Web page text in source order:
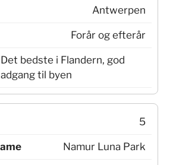
Antwerpen
Forår og efterår
Det bedste i Flandern, god
adgang til byen
5
Namur Luna Park